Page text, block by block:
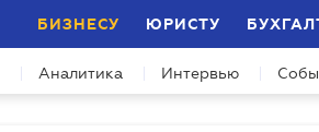
БИЗНЕСУ ЮРИСТУ
Аналитика Интервью